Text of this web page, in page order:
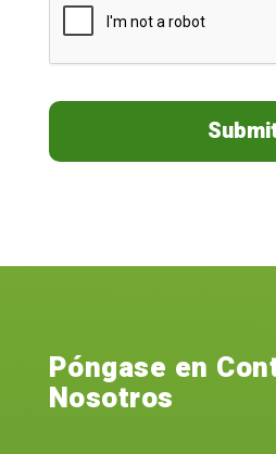
Póngase en
Nosotros